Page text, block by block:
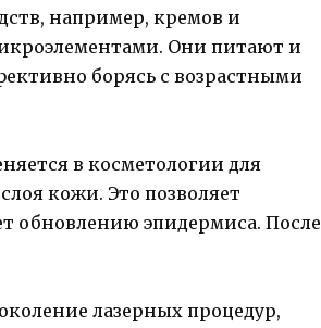
например, кремов и
Они питают и
борясь с возрастными
в косметологии для
кожи. Это позволяет
обновлению эпидермиса. После
лазерных процедур,